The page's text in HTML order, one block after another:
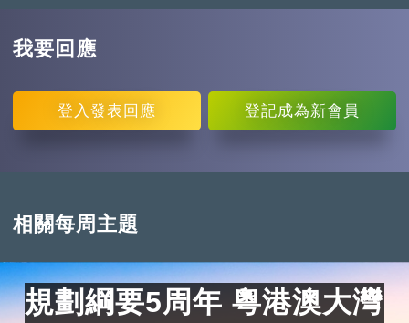
我要回應
登入 發表回應 登記成為新會員
相關每周主題
規劃綱要5周年 粵港澳大灣